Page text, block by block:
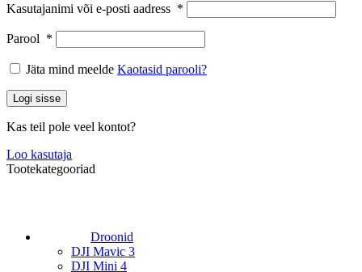
Kasutajanimi või e-posti aadress *
Parool *
Jäta mind meelde Kaotasid parooli?
Logi sisse
Kas teil pole veel kontot?
Loo kasutaja
Tootekategooriad
Droonid
DJI Mavic 3
DJI Mini 4